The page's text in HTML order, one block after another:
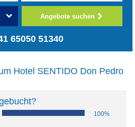
Angebote suchen
65050 51340
Hotel SENTIDO Don Pedro
100%